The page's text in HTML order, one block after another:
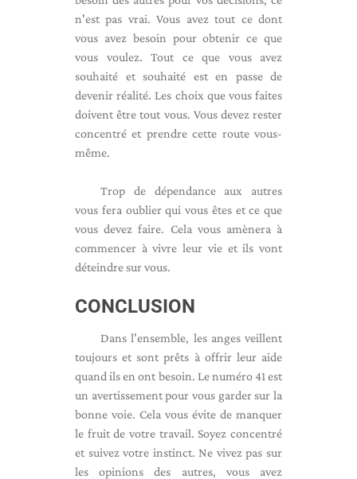
n'est pas vrai. Vous avez tout ce dont
vous avez besoin pour obtenir ce que
vous voulez. Tout ce que vous avez
souhaité et souhaité est en passe de
devenir réalité. Les choix que vous faites
doivent être tout vous. Vous devez rester
concentré et prendre cette route vous-
même.
Trop de dépendance aux autres
vous fera oublier qui vous êtes et ce que
vous devez faire. Cela vous amènera à
commencer à vivre leur vie et ils vont
déteindre sur vous.
CONCLUSION
Dans l'ensemble, les anges veillent
toujours et sont prêts à offrir leur aide
quand ils en ont besoin. Le numéro 41 est
un avertissement pour vous garder sur la
bonne voie. Cela vous évite de manquer
le fruit de votre travail. Soyez concentré
et suivez votre instinct. Ne vivez pas sur
les opinions des autres, vous avez